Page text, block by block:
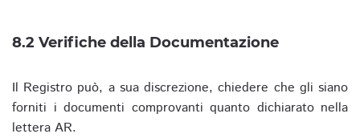
8.2 Verifiche della Documentazione
Il Registro può, a sua discrezione, chiedere che gli siano
forniti i documenti comprovanti quanto dichiarato nella
lettera AR.